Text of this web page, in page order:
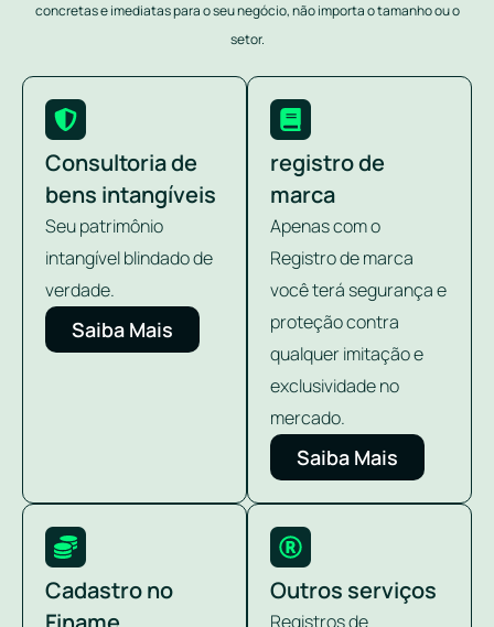
concretas e imediatas para o seu negócio, não importa o tamanho ou o
setor.
Consultoria de
bens intangíveis
Seu patrimônio
intangível blindado de
verdade.
Saiba Mais
registro de
marca
Apenas com o
Registro de marca
você terá segurança e
proteção contra
qualquer imitação e
exclusividade no
mercado.
Saiba Mais
Cadastro no
Outros serviços
Registros de